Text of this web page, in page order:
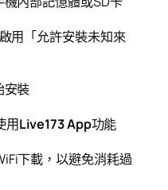
用「允許安裝未知來
安裝
用Live173 App功能
下載，以避免消耗過